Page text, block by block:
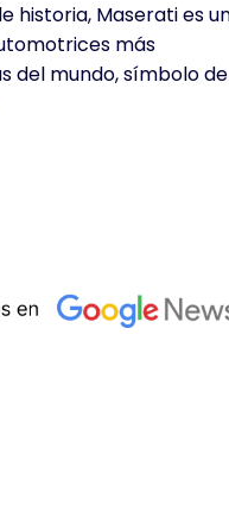
historia, Maserati es
más
del mundo, símbolo de